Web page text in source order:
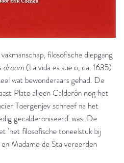
filosofische diepgang
droom (La vida es sue o, ca. 1635)
wat bewonderaars gehad. De
Plato alleen Calderón nog het
Toergenjev schreef na het
gecalderoniseerd' was. De
'het filosofische toneelstuk bij
Madame de Sta vereerden